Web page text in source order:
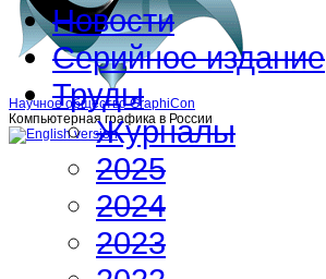
Научное общество GraphiCon
Компьютерная графика в России
Новости
Серийное издание
Труды
Журналы
2025
2024
2023